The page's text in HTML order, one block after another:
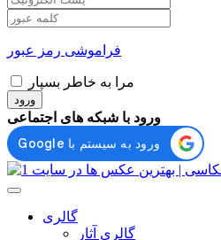
فراموشی رمز عبور
مرا به خاطر بسپار
ورود
ورود با شبکه های اجتماعی
گالری
گالری آثار